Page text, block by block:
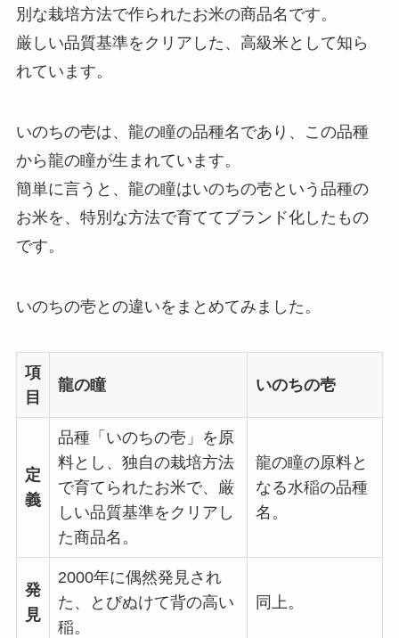
別な栽培方法で作られたお米の商品名です。
厳しい品質基準をクリアした、高級米として知ら
れています。
いのちの壱は、龍の瞳の品種名であり、この品種
から龍の瞳が生まれています。
簡単に言うと、龍の瞳はいのちの壱という品種の
お米を、特別な方法で育ててブランド化したもの
です。
いのちの壱との違いをまとめてみました。
項
目
龍の瞳 いのちの壱
定
義
品種「いのちの壱」を原
料とし、独自の栽培方法
で育てられたお米で、厳
しい品質基準をクリアし
た商品名。
龍の瞳の原料と
なる水稲の品種
名。
発
見
2000年に偶然発見され
た、とびぬけて背の高い
稲。
同上。